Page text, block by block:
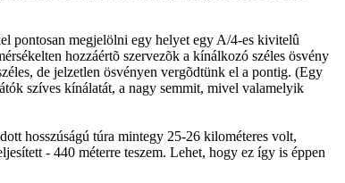
pontosan megjelölni egy helyet egy A/4-es kivitelû
hozzáértõ szervezõk a kínálkozó széles ösvény
de jelzetlen ösvényen vergõdtünk el a pontig. (Egy
szíves kínálatát, a nagy semmit, mivel valamelyik
hosszúságú túra mintegy 25-26 kilométeres volt,
- 440 méterre teszem. Lehet, hogy ez így is éppen